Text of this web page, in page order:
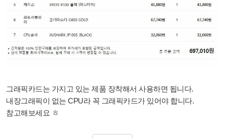
그래픽카드는 가지고 있는 제품 장착해서 사용하면 됩니다.
내장그래픽이 없는 CPU라 꼭 그래픽카드가 있어야 합니다.
참고해보세요 ㅎ